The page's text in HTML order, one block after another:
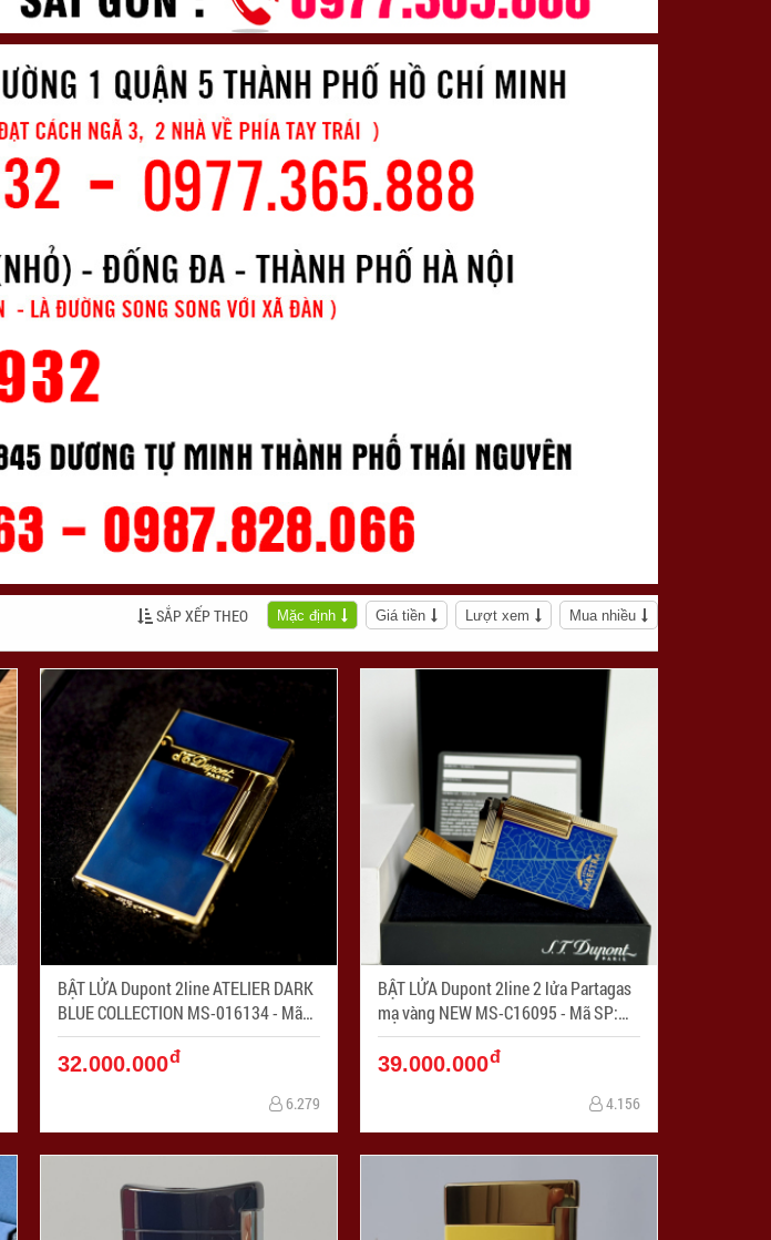
SẮP XẾP THEO Mặc định Giá tiền Lượt xem Mua nhiều
BẬT LỬA Dupont 2line ATELIER DARK
BLUE COLLECTION MS-016134 - Mã
SP: ZPC04087
32.000.000đ
6.279
BẬT LỬA Dupont 2line 2 lửa Partagas
mạ vàng NEW MS-C16095 - Mã SP:
ZPC04086
39.000.000đ
4.156